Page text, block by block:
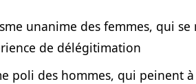
unanime des femmes, qui
de délégitimation
poli des hommes, qui peinent